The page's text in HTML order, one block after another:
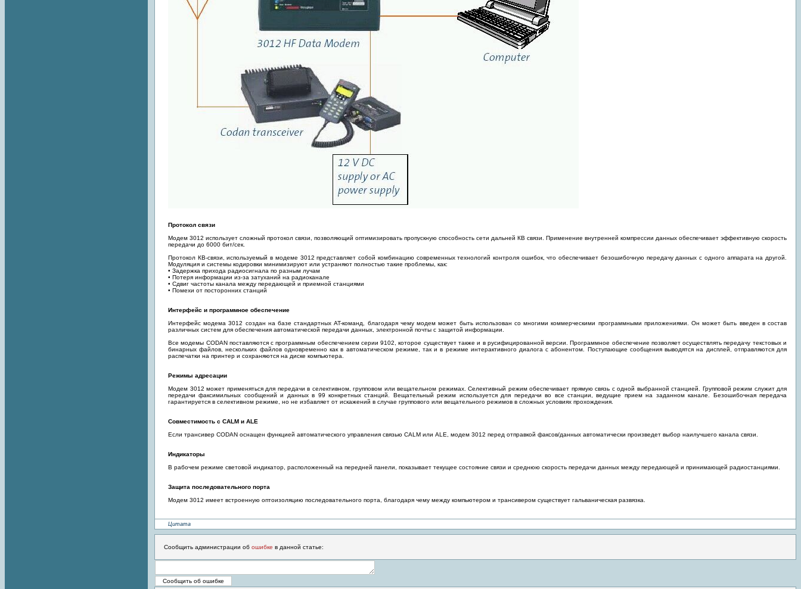
Протокол связи
Модем 3012 использует сложный протокол связи, позволяющий оптимизировать пропускную способность сети дальней КВ связи. Применение внутренней компрессии данных обеспечивает эффективную скорость
передачи до 6000 бит/cек.
Протокол КВ-связи, используемый в модеме 3012 представляет собой комбинацию современных технологий контроля ошибок, что обеспечивает безошибочную передачу данных с одного аппарата на другой.
Модуляция и системы кодировки минимизируют или устраняют полностью такие проблемы, как:
• Задержка прихода радиосигнала по разным лучам
• Потеря информации из-за затуханий на радиоканале
• Сдвиг частоты канала между передающей и приемной станциями
• Помехи от посторонних станций
Интерфейс и программное обеспечение
Интерфейс модема 3012 создан на базе стандартных AT-команд, благодаря чему модем может быть использован со многими коммерческими программными приложениями. Он может быть введен в состав
различных систем для обеспечения автоматической передачи данных, электронной почты с защитой информации.
Все модемы CODAN поставляются с программным обеспечением серии 9102, которое существует также и в русифицированной версии. Программное обеспечение позволяет осуществлять передачу текстовых и
бинарных файлов, нескольких файлов одновременно как в автоматическом режиме, так и в режиме интерактивного диалога с абонентом. Поступающие сообщения выводятся на дисплей, отправляются для
распечатки на принтер и сохраняются на диске компьютера.
Режимы адресации
Модем 3012 может применяться для передачи в селективном, групповом или вещательном режимах. Селективный режим обеспечивает прямую связь с одной выбранной станцией. Групповой режим служит для
передачи факсимильных сообщений и данных в 99 конкретных станций. Вещательный режим используется для передачи во все станции, ведущие прием на заданном канале. Безошибочная передача
гарантируется в селективном режиме, но не избавляет от искажений в случае группового или вещательного режимов в сложных условиях прохождения.
Совместимость с CALM и ALE
Если трансивер CODAN оснащен функцией автоматического управления связью CALM или ALE, модем 3012 перед отправкой факсов/данных автоматически произведет выбор наилучшего канала связи.
Индикаторы
В рабочем режиме световой индикатор, расположенный на передней панели, показывает текущее состояние связи и среднюю скорость передачи данных между передающей и принимающей радиостанциями.
Защита последовательного порта
Модем 3012 имеет встроенную оптоизоляцию последовательного порта, благодаря чему между компьютером и трансивером существует гальваническая развязка.
Цитата
Сообщить администрации об ошибке в данной статье: